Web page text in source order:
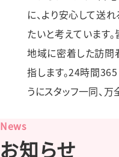
に、より安⼼して送
たいと考えています
地域に密着した訪問
指します。24時間
うにスタッフ⼀同、
News
お知らせ